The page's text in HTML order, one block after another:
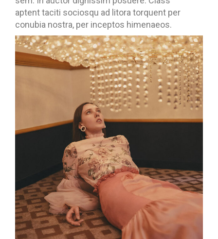
aptent taciti sociosqu ad litora torquent per
conubia nostra, per inceptos himenaeos.